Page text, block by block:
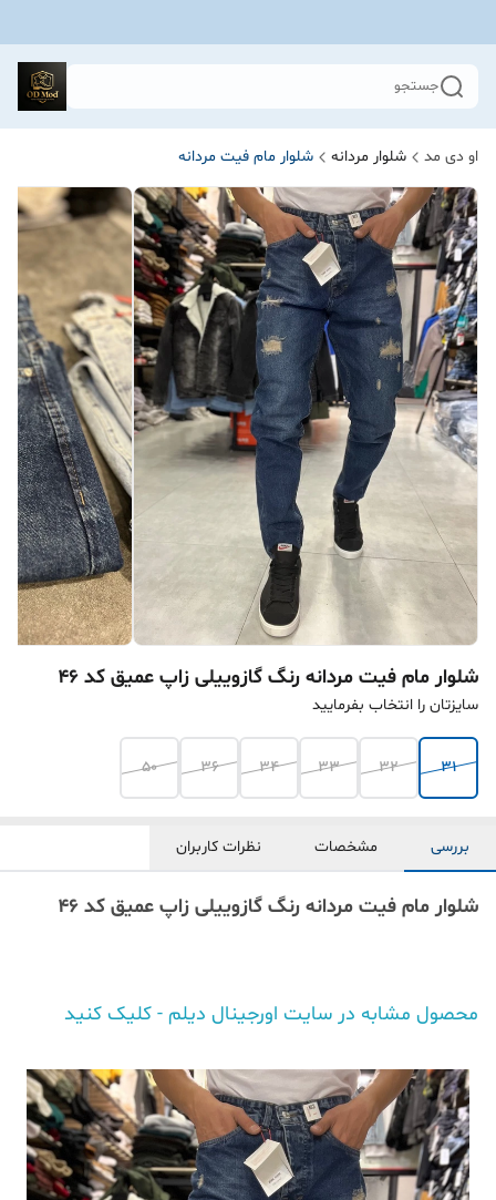
جستجو
او دی مد شلوار مردانه شلوار مام فیت مردانه
شلوار مام فیت مردانه رنگ گازوییلی زاپ عمیق کد 46
سایزتان را انتخاب بفرمایید
31
32
33
34
36
50
بررسی مشخصات نظرات کاربران
شلوار مام فیت مردانه رنگ گازوییلی زاپ عمیق کد 46
محصول مشابه در سایت اورجینال دیلم - کلیک کنید